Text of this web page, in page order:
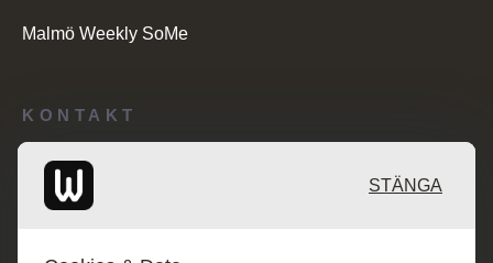
KONTAKT
Redaktionen: desk@maratongroup.com
Malmö Weekly SoMe
STÄNGA